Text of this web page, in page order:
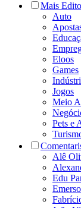
Mais
Auto
Eloos
Games
Jogos
Meio
Pets e
Alê
Edu